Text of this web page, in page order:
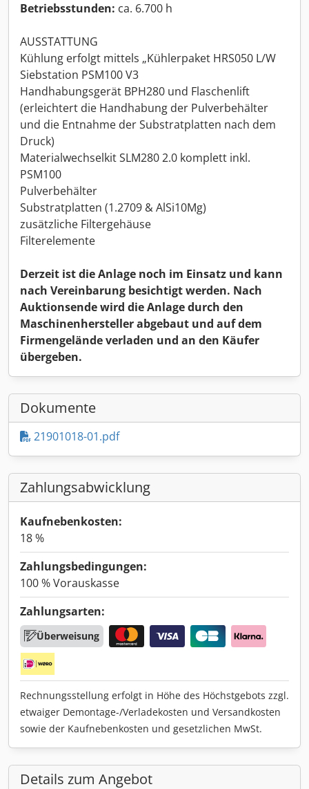
Betriebsstunden: ca. 6.700 h
AUSSTATTUNG
Kühlung erfolgt mittels „Kühlerpaket HRS050 L/W
Siebstation PSM100 V3
Handhabungsgerät BPH280 und Flaschenlift
(erleichtert die Handhabung der Pulverbehälter
und die Entnahme der Substratplatten nach dem
Druck)
Materialwechselkit SLM280 2.0 komplett inkl.
PSM100
Pulverbehälter
Substratplatten (1.2709 & AlSi10Mg)
zusätzliche Filtergehäuse
Filterelemente
Derzeit ist die Anlage noch im Einsatz und kann
nach Vereinbarung besichtigt werden. Nach
Auktionsende wird die Anlage durch den
Maschinenhersteller abgebaut und auf dem
Firmengelände verladen und an den Käufer
übergeben.
Dokumente
21901018-01.pdf
Zahlungsabwicklung
Kaufnebenkosten:
18 %
Zahlungsbedingungen:
100 % Vorauskasse
Zahlungsarten:
Überweisung
Rechnungsstellung erfolgt in Höhe des Höchstgebots zzgl.
etwaiger Demontage-/Verladekosten und Versandkosten
sowie der Kaufnebenkosten und gesetzlichen MwSt.
Details zum Angebot